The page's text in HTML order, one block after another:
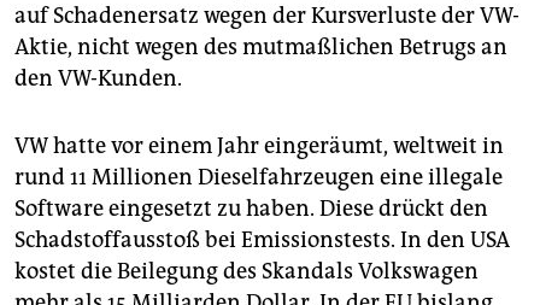
auf Scha­den­er­satz wegen der Kurs­ver­lus­te der VW-
Ak­tie, nicht wegen des mut­maß­li­chen Be­trugs an
den VW-Kun­den.
VW hatte vor einem Jahr ein­ge­räumt, welt­weit in
rund 11 Mil­lio­nen Die­sel­fahr­zeu­gen eine il­le­ga­le
Soft­ware ein­ge­setzt zu haben. Diese drückt den
Schad­stoff­aus­stoß bei Emis­si­ons­tests. In den USA
kos­tet die Bei­le­gung des Skan­dals Volks­wa­gen